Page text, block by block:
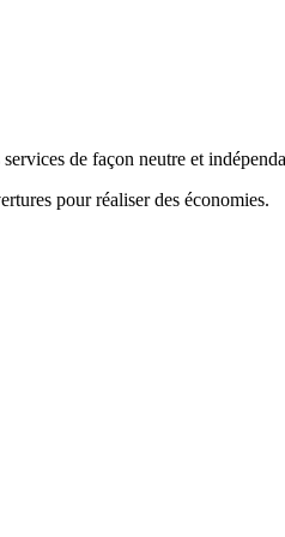
de façon neutre et
pour réaliser des économies.